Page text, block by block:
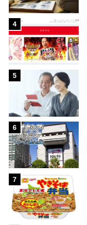
4
5
6
7